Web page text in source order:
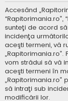
Accesând
sunteţi de acord
incidenţa
aceşti termeni, vă
vom strădui să vă
aceşti termeni în
să intraţi sub
modificării lor.